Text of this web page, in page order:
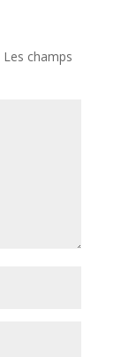
Les champs